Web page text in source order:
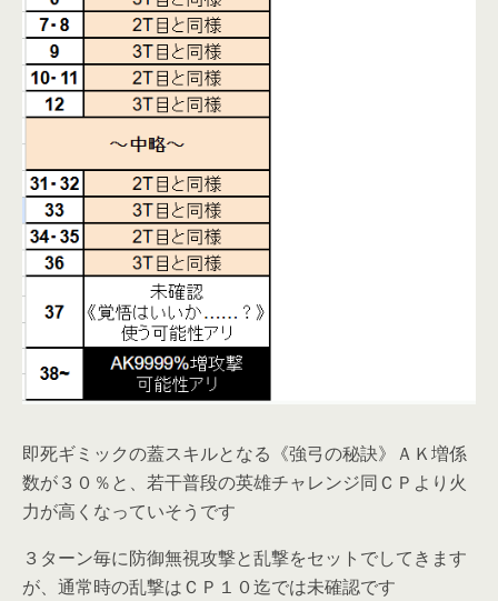
即死ギミックの蓋スキルとなる《強弓の秘訣》ＡＫ増係
数が３０％と、若干普段の英雄チャレンジ同ＣＰより火
力が高くなっていそうです
３ターン毎に防御無視攻撃と乱撃をセットでしてきます
が、通常時の乱撃はＣＰ１０迄では未確認です